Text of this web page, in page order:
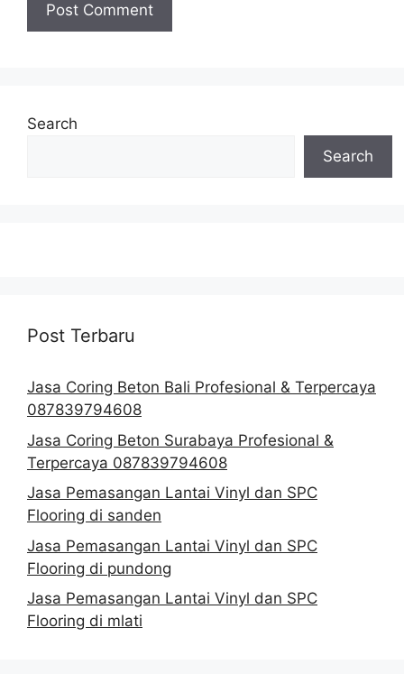
Search
Search
Post Terbaru
Jasa Coring Beton Bali Profesional & Terpercaya
087839794608
Jasa Coring Beton Surabaya Profesional &
Terpercaya 087839794608
Jasa Pemasangan Lantai Vinyl dan SPC
Flooring di sanden
Jasa Pemasangan Lantai Vinyl dan SPC
Flooring di pundong
Jasa Pemasangan Lantai Vinyl dan SPC
Flooring di mlati